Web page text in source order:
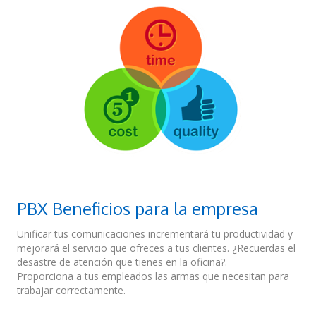
PBX Beneficios para la empresa
Unificar tus comunicaciones incrementará tu productividad y
mejorará el servicio que ofreces a tus clientes. ¿Recuerdas el
desastre de atención que tienes en la oficina?.
Proporciona a tus empleados las armas que necesitan para
trabajar correctamente.